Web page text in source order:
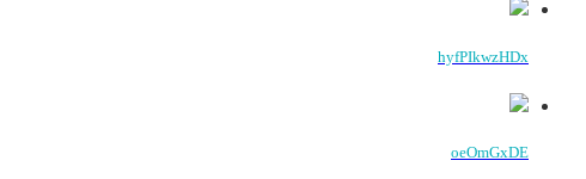
hyfPIkwzHDx
oeOmGxDE